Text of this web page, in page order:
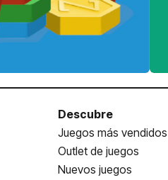
Descubre
Juegos más vendidos
Outlet de juegos
Nuevos juegos